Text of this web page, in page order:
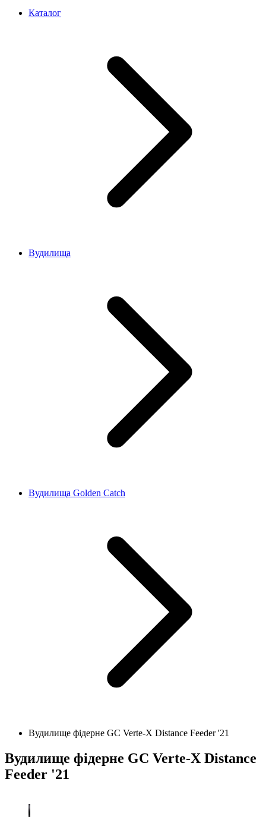
Каталог
Вудилища
Вудилища Golden Catch
Вудилище фідерне GC Verte-X Distance Feeder '21
Вудилище фідерне GC Verte-X Distance
Feeder '21